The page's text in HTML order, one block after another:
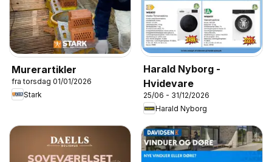
Murerartikler
fra torsdag 01/01/2026
Stark
Harald Nyborg -
Hvidevare
25/06 - 31/12/2026
Harald Nyborg